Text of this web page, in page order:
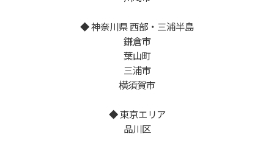
◆ 神奈川県 西部・三浦半島
鎌倉市
葉山町
三浦市
横須賀市
◆ 東京エリア
品川区